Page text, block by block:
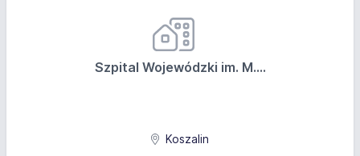
Szpital Wojewódzki im. M....
Koszalin